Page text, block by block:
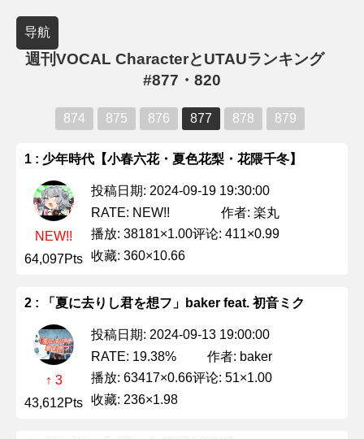
导航
週刊VOCAL CharacterとUTAUランキング
#877・820
874 875 876 877 878 879
1 : 少年時代【小春六花・夏色花梨・花隈千冬】
NEW!!
64,097Pts
投稿日期: 2024-09-19 19:30:00
RATE: NEW!!
作者: 楽丸
播放: 38181×1.00评论: 411×0.99
收藏: 360×10.66
2 : 「夏に去りし君を想フ」baker feat. 初音ミク
↑ 3
43,612Pts
投稿日期: 2024-09-13 19:00:00
RATE: 19.38%
作者: baker
播放: 63417×0.66评论: 51×1.00
收藏: 236×1.98